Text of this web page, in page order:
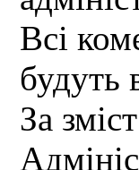
Всі
будуть
За